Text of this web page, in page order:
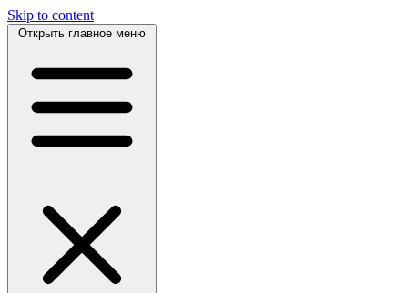
Skip to content
Открыть главное меню